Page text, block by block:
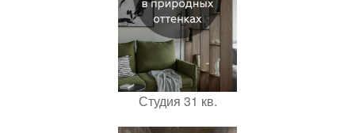
Студия 31 кв.